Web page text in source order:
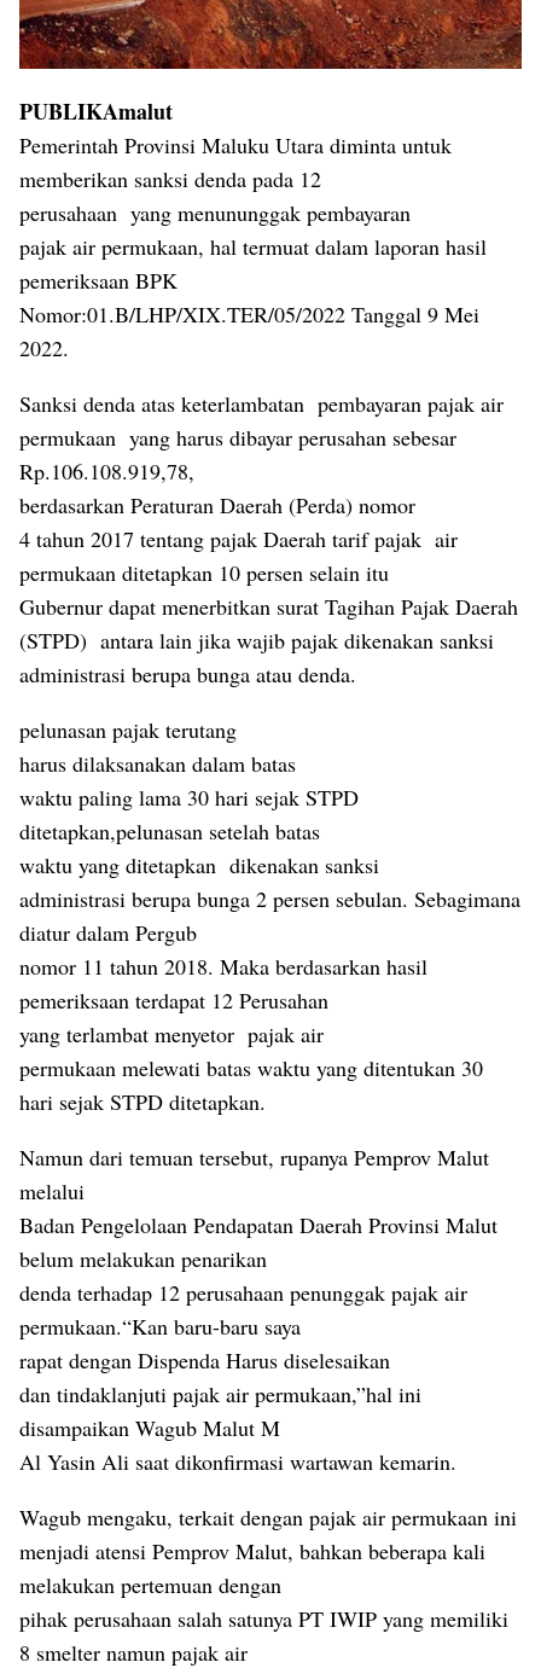
PUBLIKAmalut
Pemerintah Provinsi Maluku Utara diminta untuk
memberikan sanksi denda pada 12
perusahaan yang menununggak pembayaran
pajak air permukaan, hal termuat dalam laporan hasil
pemeriksaan BPK
Nomor:01.B/LHP/XIX.TER/05/2022 Tanggal 9 Mei
2022.
Sanksi denda atas keterlambatan pembayaran pajak air
permukaan yang harus dibayar perusahan sebesar
Rp.106.108.919,78,
berdasarkan Peraturan Daerah (Perda) nomor
4 tahun 2017 tentang pajak Daerah tarif pajak air
permukaan ditetapkan 10 persen selain itu
Gubernur dapat menerbitkan surat Tagihan Pajak Daerah
(STPD) antara lain jika wajib pajak dikenakan sanksi
administrasi berupa bunga atau denda.
pelunasan pajak terutang
harus dilaksanakan dalam batas
waktu paling lama 30 hari sejak STPD
ditetapkan,pelunasan setelah batas
waktu yang ditetapkan dikenakan sanksi
administrasi berupa bunga 2 persen sebulan. Sebagimana
diatur dalam Pergub
nomor 11 tahun 2018. Maka berdasarkan hasil
pemeriksaan terdapat 12 Perusahan
yang terlambat menyetor pajak air
permukaan melewati batas waktu yang ditentukan 30
hari sejak STPD ditetapkan.
Namun dari temuan tersebut, rupanya Pemprov Malut
melalui
Badan Pengelolaan Pendapatan Daerah Provinsi Malut
belum melakukan penarikan
denda terhadap 12 perusahaan penunggak pajak air
permukaan.“Kan baru-baru saya
rapat dengan Dispenda Harus diselesaikan
dan tindaklanjuti pajak air permukaan,”hal ini
disampaikan Wagub Malut M
Al Yasin Ali saat dikonfirmasi wartawan kemarin.
Wagub mengaku, terkait dengan pajak air permukaan ini
menjadi atensi Pemprov Malut, bahkan beberapa kali
melakukan pertemuan dengan
pihak perusahaan salah satunya PT IWIP yang memiliki
8 smelter namun pajak air